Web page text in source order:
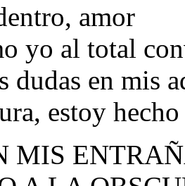
amor
yo al total
dudas en mis
estoy
MIS